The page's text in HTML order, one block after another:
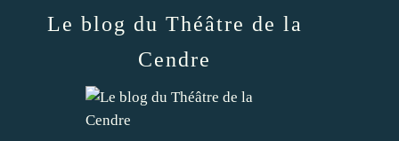
Le blog du Théâtre de la
Cendre